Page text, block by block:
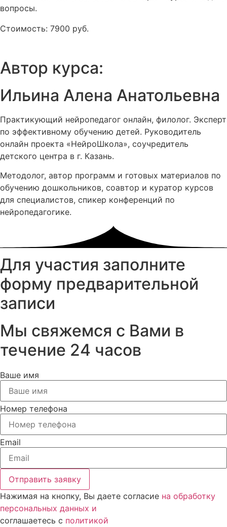
вопросы.
Стоимость: 7900 руб.
Автор курса:
Ильина Алена Анатольевна
Практикующий нейропедагог онлайн, филолог. Эксперт
по эффективному обучению детей. Руководитель
онлайн проекта «НейроШкола», соучредитель
детского центра в г. Казань.
Методолог, автор программ и готовых материалов по
обучению дошкольников, соавтор и куратор курсов
для специалистов, спикер конференций по
нейропедагогике.
Для участия заполните
форму предварительной
записи
Мы свяжемся с Вами в
течение 24 часов
Ваше имя
Номер телефона
Email
Отправить заявку
Нажимая на кнопку, Вы даете согласие на обработку
персональных данных и
соглашаетесь c политикой